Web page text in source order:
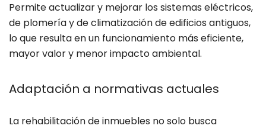
Permite actualizar y mejorar los sistemas eléctricos,
de plomería y de climatización de edificios antiguos,
lo que resulta en un funcionamiento más eficiente,
mayor valor y menor impacto ambiental.
Adaptación a normativas actuales
La rehabilitación de inmuebles no solo busca